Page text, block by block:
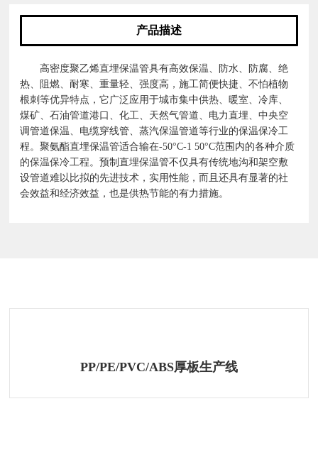
产品描述
高密度聚乙烯直埋保温管具有高效保温、防水、防腐、绝
热、阻燃、耐寒、重量轻、强度高，施工简便快捷、不怕植物
根刺等优异特点，它广泛应用于城市集中供热、暖室、冷库、
煤矿、石油管道港口、化工、天然气管道、电力直埋、中央空
调管道保温、电缆穿线管、蒸汽保温管道等行业的保温保冷工
程。聚氨酯直埋保温管适合输在-50°C-1 50°C范围内的各种介质
的保温保冷工程。预制直埋保温管不仅具有传统地沟和架空敷
设管道难以比拟的先进技术，实用性能，而且还具有显著的社
会效益和经济效益，也是供热节能的有力措施。
PP/PE/PVC/ABS厚板生产线